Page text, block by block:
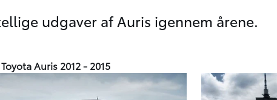
udgaver af Auris igennem årene.
Toyota Auris 2012 - 2015